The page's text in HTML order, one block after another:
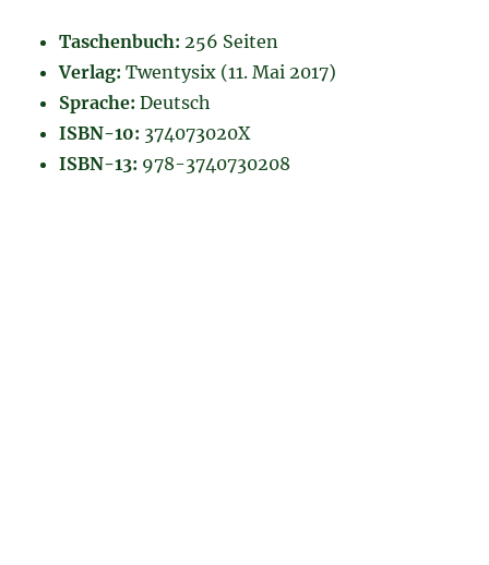
Taschenbuch: 256 Seiten
Verlag: Twentysix (11. Mai 2017)
Sprache: Deutsch
ISBN-10: 374073020X
ISBN-13: 978-3740730208